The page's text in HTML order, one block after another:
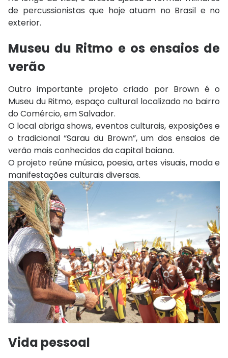
de percussionistas que hoje atuam no Brasil e no
exterior.
Museu du Ritmo e os ensaios de
verão
Outro importante projeto criado por Brown é o
Museu du Ritmo, espaço cultural localizado no bairro
do Comércio, em Salvador.
O local abriga shows, eventos culturais, exposições e
o tradicional “Sarau du Brown”, um dos ensaios de
verão mais conhecidos da capital baiana.
O projeto reúne música, poesia, artes visuais, moda e
manifestações culturais diversas.
Vida pessoal